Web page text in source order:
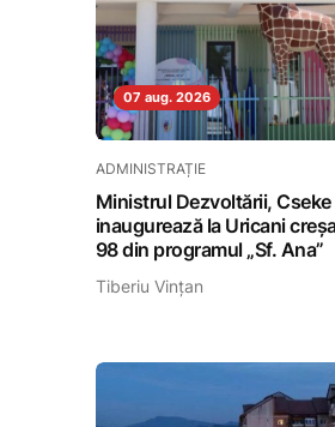
07 aug. 2026
ADMINISTRAȚIE
Ministrul Dezvoltării,
inaugurează la Uricani
98 din programul „Sf. Ana”
Tiberiu Vințan